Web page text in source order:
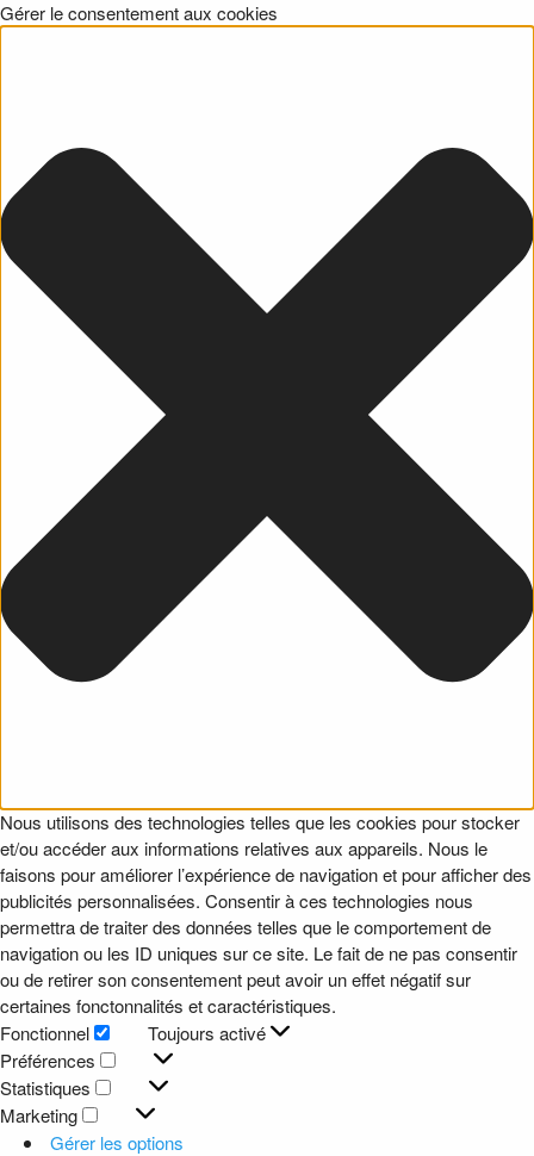
Gérer le consentement aux cookies
Nous utilisons des technologies telles que les cookies pour stocker
et/ou accéder aux informations relatives aux appareils. Nous le
faisons pour améliorer l’expérience de navigation et pour afficher des
publicités personnalisées. Consentir à ces technologies nous
permettra de traiter des données telles que le comportement de
navigation ou les ID uniques sur ce site. Le fait de ne pas consentir
ou de retirer son consentement peut avoir un effet négatif sur
certaines fonctonnalités et caractéristiques.
Fonctionnel
Fonctionnel
Toujours activé
Préférences
Préférences
Statistiques
Statistiques
Marketing
Marketing
Gérer les options